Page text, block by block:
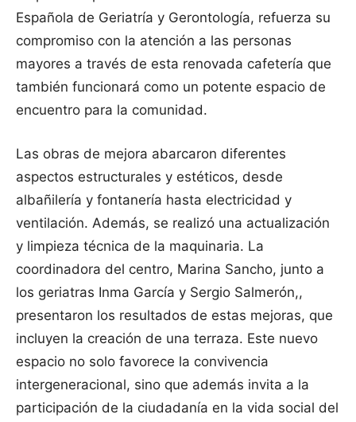
Española de Geriatría y Gerontología, refuerza su
compromiso con la atención a las personas
mayores a través de esta renovada cafetería que
también funcionará como un potente espacio de
encuentro para la comunidad.
Las obras de mejora abarcaron diferentes
aspectos estructurales y estéticos, desde
albañilería y fontanería hasta electricidad y
ventilación. Además, se realizó una actualización
y limpieza técnica de la maquinaria. La
coordinadora del centro, Marina Sancho, junto a
los geriatras Inma García y Sergio Salmerón,,
presentaron los resultados de estas mejoras, que
incluyen la creación de una terraza. Este nuevo
espacio no solo favorece la convivencia
intergeneracional, sino que además invita a la
participación de la ciudadanía en la vida social del